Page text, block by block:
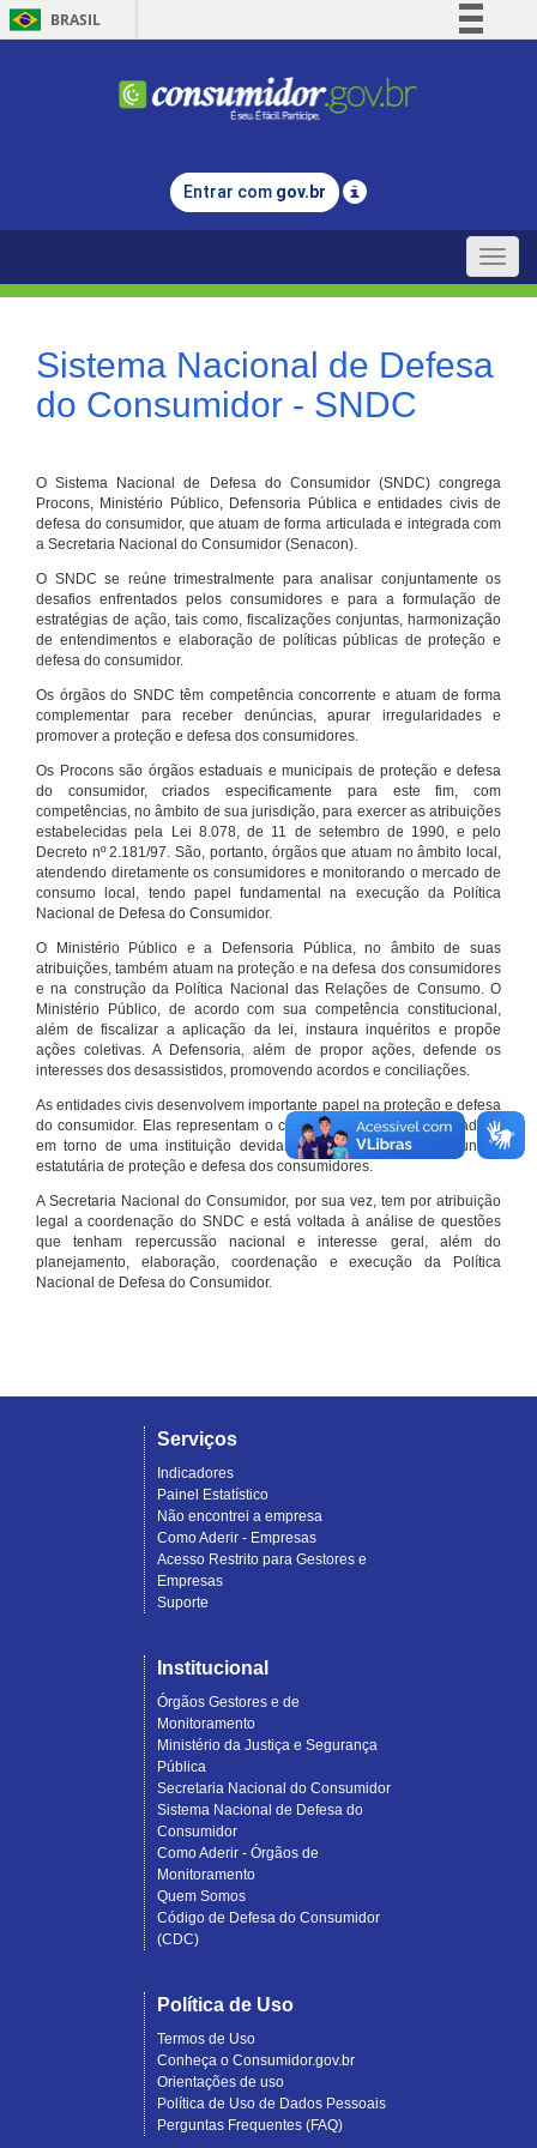
BRASIL
Comunica BR
Legislação
Entrar com gov.br
Toggle
Sistema Nacional de Defesa
do Consumidor - SNDC
O Sistema Nacional de Defesa do Consumidor (SNDC) congrega
Procons, Ministério Público, Defensoria Pública e entidades civis de
defesa do consumidor, que atuam de forma articulada e integrada com
a Secretaria Nacional do Consumidor (Senacon).
O SNDC se reúne trimestralmente para analisar conjuntamente os
desafios enfrentados pelos consumidores e para a formulação de
estratégias de ação, tais como, fiscalizações conjuntas, harmonização
de entendimentos e elaboração de políticas públicas de proteção e
defesa do consumidor.
Os órgãos do SNDC têm competência concorrente e atuam de forma
complementar para receber denúncias, apurar irregularidades e
promover a proteção e defesa dos consumidores.
Os Procons são órgãos estaduais e municipais de proteção e defesa
do consumidor, criados especificamente para este fim, com
competências, no âmbito de sua jurisdição, para exercer as atribuições
estabelecidas pela Lei 8.078, de 11 de setembro de 1990, e pelo
Decreto nº 2.181/97. São, portanto, órgãos que atuam no âmbito local,
atendendo diretamente os consumidores e monitorando o mercado de
consumo local, tendo papel fundamental na execução da Política
Nacional de Defesa do Consumidor.
O Ministério Público e a Defensoria Pública, no âmbito de suas
atribuições, também atuam na proteção e na defesa dos consumidores
e na construção da Política Nacional das Relações de Consumo. O
Ministério Público, de acordo com sua competência constitucional,
além de fiscalizar a aplicação da lei, instaura inquéritos e propõe
ações coletivas. A Defensoria, além de propor ações, defende os
interesses dos desassistidos, promovendo acordos e conciliações.
As entidades civis desenvolvem importante papel na proteção e defesa
do consumidor. Elas representam o conjunto organizado de cidadãos
em torno de uma instituição devidamente registrada e com função
estatutária de proteção e defesa dos consumidores.
A Secretaria Nacional do Consumidor, por sua vez, tem por atribuição
legal a coordenação do SNDC e está voltada à análise de questões
que tenham repercussão nacional e interesse geral, além do
planejamento, elaboração, coordenação e execução da Política
Nacional de Defesa do Consumidor.
Serviços
Indicadores
Painel Estatístico
Não encontrei a empresa
Como Aderir - Empresas
Acesso Restrito para Gestores e
Empresas
Suporte
Institucional
Órgãos Gestores e de
Monitoramento
Ministério da Justiça e Segurança
Pública
Secretaria Nacional do Consumidor
Sistema Nacional de Defesa do
Consumidor
Como Aderir - Órgãos de
Monitoramento
Quem Somos
Código de Defesa do Consumidor
(CDC)
Política de Uso
Termos de Uso
Conheça o Consumidor.gov.br
Orientações de uso
Política de Uso de Dados Pessoais
Perguntas Frequentes (FAQ)